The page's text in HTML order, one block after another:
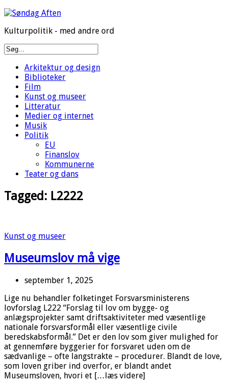
Kulturpolitik - med andre ord
Arkitektur og design
Biblioteker
Film
Kunst og museer
Litteratur
Medier og internet
Musik
Politik
EU
Finanslov
Kommunerne
Teater og dans
Tagged: L2222
Kunst og museer
Museumslov må vige
september 1, 2025
Lige nu behandler folketinget Forsvarsministerens
lovforslag L222 “Forslag til lov om bygge- og
anlægsprojekter samt driftsaktiviteter med væsentlige
nationale forsvarsformål eller væsentlige civile
beredskabsformål.” Det er den lov som giver mulighed for
at gennemføre byggerier for forsvaret uden om de
sædvanlige – ofte langstrakte – procedurer. Blandt de love,
som loven griber ind overfor, er blandt andet
Museumsloven, hvori et […læs videre]